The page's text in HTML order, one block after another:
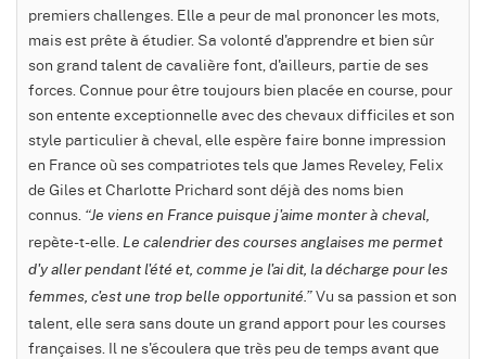
premiers challenges. Elle a peur de mal prononcer les mots,
mais est prête à étudier. Sa volonté d'apprendre et bien sûr
son grand talent de cavalière font, d'ailleurs, partie de ses
forces. Connue pour être toujours bien placée en course, pour
son entente exceptionnelle avec des chevaux difficiles et son
style particulier à cheval, elle espère faire bonne impression
en France où ses compatriotes tels que James Reveley, Felix
de Giles et Charlotte Prichard sont déjà des noms bien
connus. “Je viens en France puisque j'aime monter à cheval,
repète-t-elle. Le calendrier des courses anglaises me permet
d'y aller pendant l'été et, comme je l'ai dit, la décharge pour les
femmes, c'est une trop belle opportunité.” Vu sa passion et son
talent, elle sera sans doute un grand apport pour les courses
françaises. Il ne s'écoulera que très peu de temps avant que